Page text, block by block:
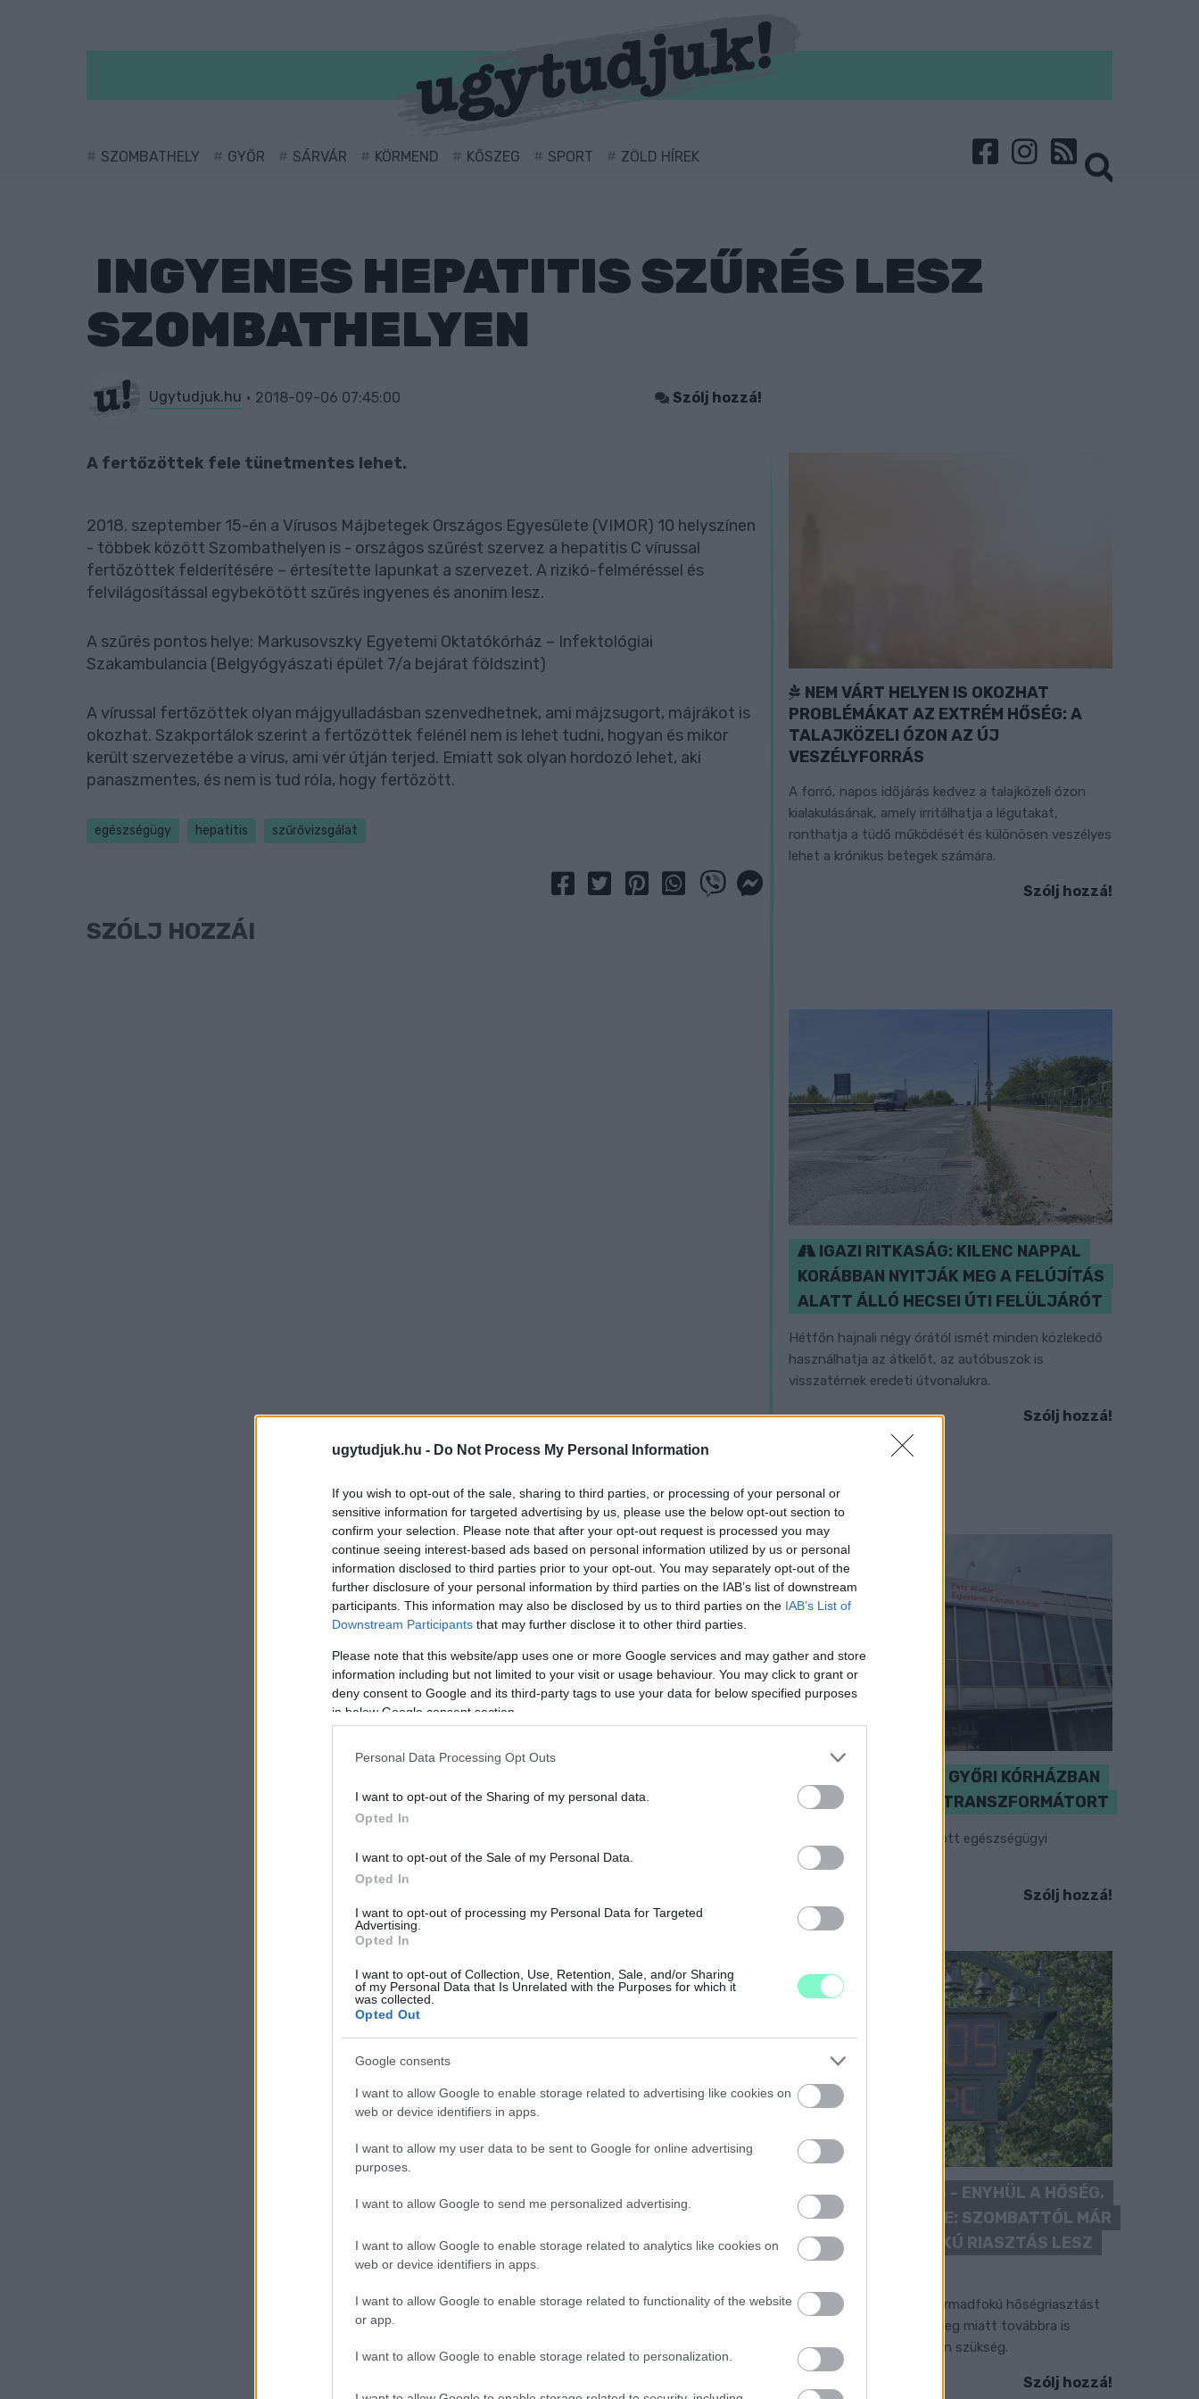
ugytudjuk.hu - Do Not Process My Personal Information
If you wish to opt-out of the sale, sharing to third parties, or processing of your personal or
sensitive information for targeted advertising by us, please use the below opt-out section to
confirm your selection. Please note that after your opt-out request is processed you may
continue seeing interest-based ads based on personal information utilized by us or personal
information disclosed to third parties prior to your opt-out. You may separately opt-out of the
further disclosure of your personal information by third parties on the IAB’s list of downstream
participants. This information may also be disclosed by us to third parties on the IAB’s List of
Downstream Participants that may further disclose it to other third parties.
Please note that this website/app uses one or more Google services and may gather and store
information including but not limited to your visit or usage behaviour. You may click to grant or
deny consent to Google and its third-party tags to use your data for below specified purposes
in below Google consent section.
Personal Data Processing Opt Outs
I want to opt-out of the Sharing of my personal data.
Opted In
I want to opt-out of the Sale of my Personal Data.
Opted In
I want to opt-out of processing my Personal Data for Targeted
Advertising.
Opted In
I want to opt-out of Collection, Use, Retention, Sale, and/or Sharing
of my Personal Data that Is Unrelated with the Purposes for which it
was collected.
Opted Out
Google consents
I want to allow Google to enable storage related to advertising like cookies on
web or device identifiers in apps.
I want to allow my user data to be sent to Google for online advertising
purposes.
I want to allow Google to send me personalized advertising.
I want to allow Google to enable storage related to analytics like cookies on
web or device identifiers in apps.
I want to allow Google to enable storage related to functionality of the website
or app.
I want to allow Google to enable storage related to personalization.
SZOMBATHELY GYŐR SÁRVÁR KÖRMEND KŐSZEG SPORT ZÖLD HÍREK
INGYENES HEPATITIS SZŰRÉS LESZ
SZOMBATHELYEN
Ugytudjuk.hu 2018-09-06 07:45:00 Szólj hozzá!
A fertőzöttek fele tünetmentes lehet.
2018. szeptember 15-én a Vírusos Májbetegek Országos Egyesülete (VIMOR) 10 helyszínen
- többek között Szombathelyen is - országos szűrést szervez a hepatitis C vírussal
fertőzöttek felderítésére – értesítette lapunkat a szervezet. A rizikó-felméréssel és
felvilágosítással egybekötött szűrés ingyenes és anonim lesz.
A szűrés pontos helye: Markusovszky Egyetemi Oktatókórház – Infektológiai
Szakambulancia (Belgyógyászati épület 7/a bejárat földszint)
A vírussal fertőzöttek olyan májgyulladásban szenvedhetnek, ami májzsugort, májrákot is
okozhat. Szakportálok szerint a fertőzöttek felénél nem is lehet tudni, hogyan és mikor
került szervezetébe a vírus, ami vér útján terjed. Emiatt sok olyan hordozó lehet, aki
panaszmentes, és nem is tud róla, hogy fertőzött.
egészségügy hepatitis szűrővizsgálat
SZÓLJ HOZZÁ!
NEM VÁRT HELYEN IS OKOZHAT
PROBLÉMÁKAT AZ EXTRÉM HŐSÉG: A
TALAJKÖZELI ÓZON AZ ÚJ
VESZÉLYFORRÁS
A forró, napos időjárás kedvez a talajközeli ózon
kialakulásának, amely irritálhatja a légutakat,
ronthatja a tüdő működését és különösen veszélyes
lehet a krónikus betegek számára.
Szólj hozzá!
IGAZI RITKASÁG: KILENC NAPPAL
KORÁBBAN NYITJÁK MEG A FELÚJÍTÁS
ALATT ÁLLÓ HECSEI ÚTI FELÜLJÁRÓT
Hétfőn hajnali négy órától ismét minden közlekedő
használhatja az átkelőt, az autóbuszok is
visszatérnek eredeti útvonalukra.
Szólj hozzá!
KICSERÉLTÉK A GYŐRI KÓRHÁZBAN
MEGHIBÁSODOTT TRANSZFORMÁTORT
Megkezdték az elhalasztott egészségügyi
ellátásokat.
Szólj hozzá!
KÁNIKULA 2026 - ENYHÜL A HŐSÉG,
DE MÉG NINCS VÉGE: SZOMBATTÓL MÁR
“CSAK” MÁSODFOKÚ RIASZTÁS LESZ
A július vége óta tartó harmadfokú hőségriasztást
mérséklik, de a tartós meleg miatt továbbra is
fokozott óvatosságra van szükség.
Szólj hozzá!